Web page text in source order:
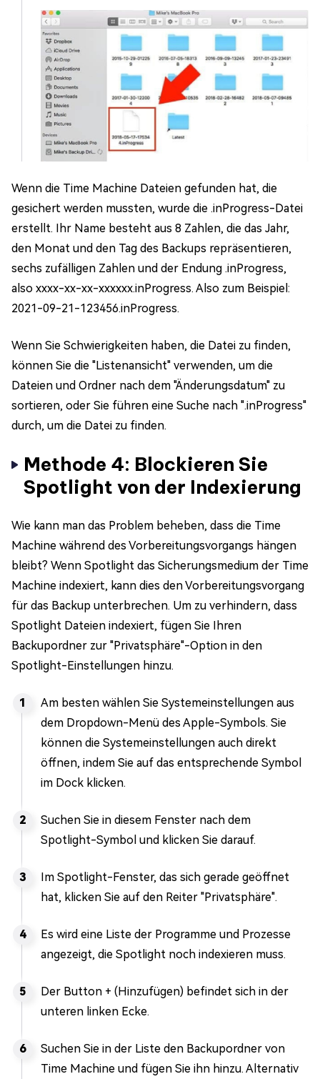
Wenn die Time Machine Dateien gefunden hat, die
gesichert werden mussten, wurde die .inProgress-Datei
erstellt. Ihr Name besteht aus 8 Zahlen, die das Jahr,
den Monat und den Tag des Backups repräsentieren,
sechs zufälligen Zahlen und der Endung .inProgress,
also xxxx-xx-xx-xxxxxx.inProgress. Also zum Beispiel:
2021-09-21-123456.inProgress.
Wenn Sie Schwierigkeiten haben, die Datei zu finden,
können Sie die "Listenansicht" verwenden, um die
Dateien und Ordner nach dem "Änderungsdatum" zu
sortieren, oder Sie führen eine Suche nach ".inProgress"
durch, um die Datei zu finden.
Methode 4: Blockieren Sie
Spotlight von der Indexierung
Wie kann man das Problem beheben, dass die Time
Machine während des Vorbereitungsvorgangs hängen
bleibt? Wenn Spotlight das Sicherungsmedium der Time
Machine indexiert, kann dies den Vorbereitungsvorgang
für das Backup unterbrechen. Um zu verhindern, dass
Spotlight Dateien indexiert, fügen Sie Ihren
Backupordner zur "Privatsphäre"-Option in den
Spotlight-Einstellungen hinzu.
Am besten wählen Sie Systemeinstellungen aus
dem Dropdown-Menü des Apple-Symbols. Sie
können die Systemeinstellungen auch direkt
öffnen, indem Sie auf das entsprechende Symbol
im Dock klicken.
Suchen Sie in diesem Fenster nach dem
Spotlight-Symbol und klicken Sie darauf.
Im Spotlight-Fenster, das sich gerade geöffnet
hat, klicken Sie auf den Reiter "Privatsphäre".
Es wird eine Liste der Programme und Prozesse
angezeigt, die Spotlight noch indexieren muss.
Der Button + (Hinzufügen) befindet sich in der
unteren linken Ecke.
Suchen Sie in der Liste den Backupordner von
Time Machine und fügen Sie ihn hinzu. Alternativ